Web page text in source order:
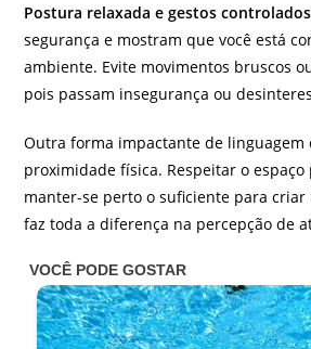
Postura relaxada e gestos controlados
segurança e mostram que você está
ambiente. Evite movimentos bruscos
pois passam insegurança ou
Outra forma impactante de linguagem
proximidade física. Respeitar o espaço
manter-se perto o suficiente para criar
faz toda a diferença na percepção de